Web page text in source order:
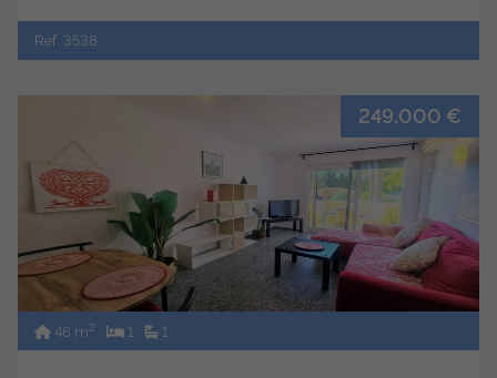
Ref. 3538
249.000 €
46 m2 1 1